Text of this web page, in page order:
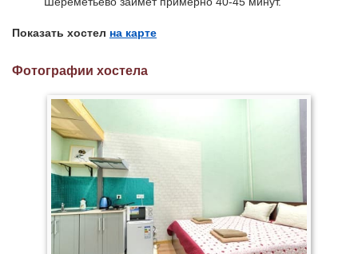
Показать хостел на карте
Фотографии хостела